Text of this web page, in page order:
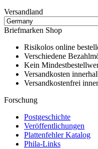
Versandland
Briefmarken Shop
Risikolos online
Verschiedene
Kein
Versandkosten
Versandkostenfrei
Forschung
Postgeschichte
Veröffentlichungen
Plattenfehler Katalog
Phila-Links